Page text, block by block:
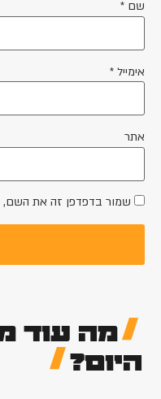
*
שמור בדפדפן זה את השם,
מה עוד